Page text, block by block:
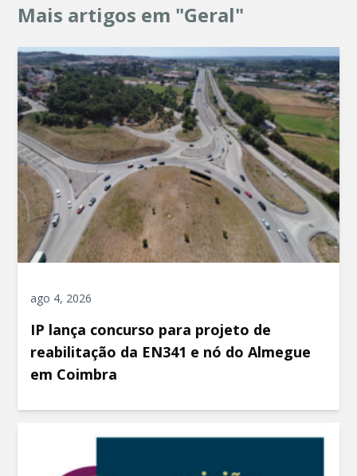
Mais artigos em "Geral"
ago 4, 2026
IP lança concurso para projeto de
reabilitação da EN341 e nó do Almegue
em Coimbra